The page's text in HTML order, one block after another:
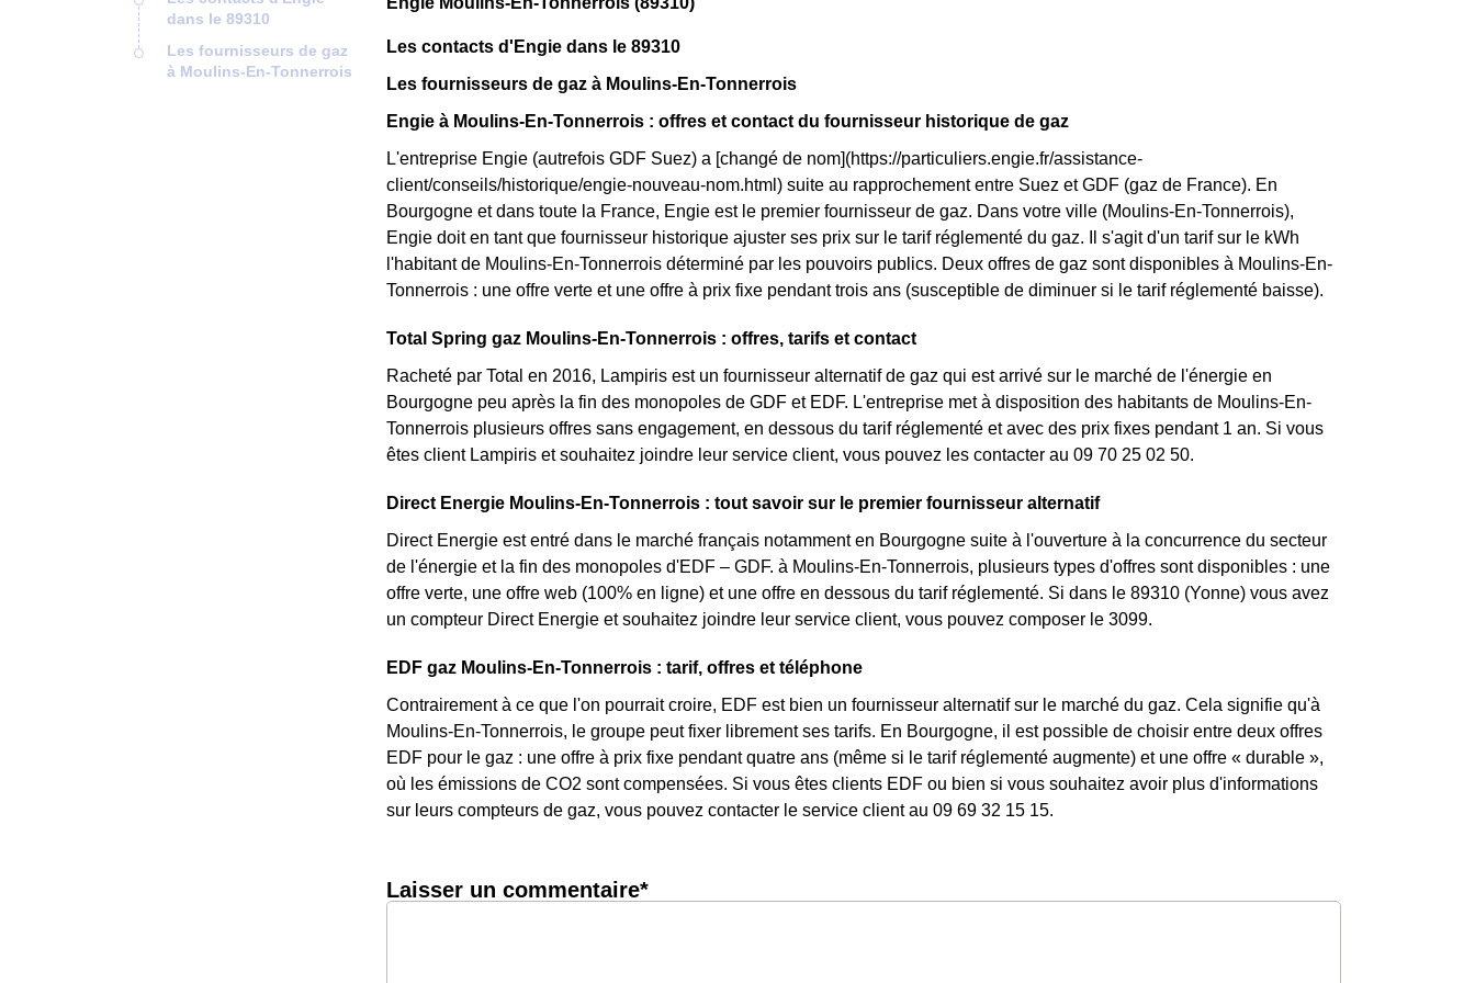
dans le 89310
Les fournisseurs de gaz
à Moulins-En-Tonnerrois
Les contacts d'Engie dans le 89310
Les fournisseurs de gaz à Moulins-En-Tonnerrois
Engie à Moulins-En-Tonnerrois : offres et contact du fournisseur historique de gaz
L'entreprise Engie (autrefois GDF Suez) a [changé de nom](https://particuliers.engie.fr/assistance-
client/conseils/historique/engie-nouveau-nom.html) suite au rapprochement entre Suez et GDF (gaz de France). En
Bourgogne et dans toute la France, Engie est le premier fournisseur de gaz. Dans votre ville (Moulins-En-Tonnerrois),
Engie doit en tant que fournisseur historique ajuster ses prix sur le tarif réglementé du gaz. Il s'agit d'un tarif sur le kWh
l'habitant de Moulins-En-Tonnerrois déterminé par les pouvoirs publics. Deux offres de gaz sont disponibles à Moulins-En-
Tonnerrois : une offre verte et une offre à prix fixe pendant trois ans (susceptible de diminuer si le tarif réglementé baisse).
Total Spring gaz Moulins-En-Tonnerrois : offres, tarifs et contact
Racheté par Total en 2016, Lampiris est un fournisseur alternatif de gaz qui est arrivé sur le marché de l'énergie en
Bourgogne peu après la fin des monopoles de GDF et EDF. L'entreprise met à disposition des habitants de Moulins-En-
Tonnerrois plusieurs offres sans engagement, en dessous du tarif réglementé et avec des prix fixes pendant 1 an. Si vous
êtes client Lampiris et souhaitez joindre leur service client, vous pouvez les contacter au 09 70 25 02 50.
Direct Energie Moulins-En-Tonnerrois : tout savoir sur le premier fournisseur alternatif
Direct Energie est entré dans le marché français notamment en Bourgogne suite à l'ouverture à la concurrence du secteur
de l'énergie et la fin des monopoles d'EDF – GDF. à Moulins-En-Tonnerrois, plusieurs types d'offres sont disponibles : une
offre verte, une offre web (100% en ligne) et une offre en dessous du tarif réglementé. Si dans le 89310 (Yonne) vous avez
un compteur Direct Energie et souhaitez joindre leur service client, vous pouvez composer le 3099.
EDF gaz Moulins-En-Tonnerrois : tarif, offres et téléphone
Contrairement à ce que l'on pourrait croire, EDF est bien un fournisseur alternatif sur le marché du gaz. Cela signifie qu'à
Moulins-En-Tonnerrois, le groupe peut fixer librement ses tarifs. En Bourgogne, il est possible de choisir entre deux offres
EDF pour le gaz : une offre à prix fixe pendant quatre ans (même si le tarif réglementé augmente) et une offre « durable »,
où les émissions de CO2 sont compensées. Si vous êtes clients EDF ou bien si vous souhaitez avoir plus d'informations
sur leurs compteurs de gaz, vous pouvez contacter le service client au 09 69 32 15 15.
Laisser un commentaire*